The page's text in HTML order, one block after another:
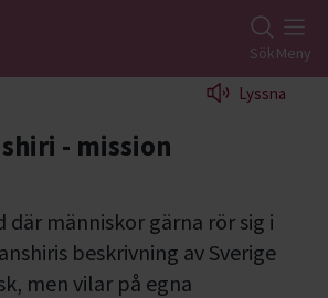
startsida SökMeny
Lyssna
- mission
människor gärna rör sig i
beskrivning av Sverige
men vilar på egna